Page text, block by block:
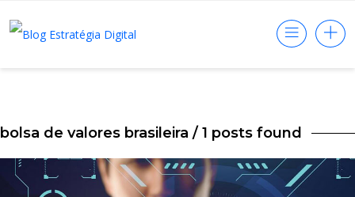
bolsa de valores brasileira / 1 posts found